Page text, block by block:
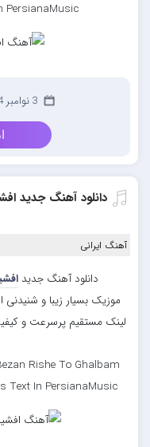
PersianaMusic
3 نوامبر 2024
دانلود آهنگ جدید
آهنگ ایرانی
دانلود آهنگ جدید
موزیک بسیار زیبا و شنیدنی
لینک مستقیم پرسرعت و
Rishe To Ghalbam
Text In PersianaMusic